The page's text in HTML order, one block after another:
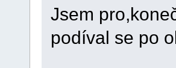
Jsem
podíval se po